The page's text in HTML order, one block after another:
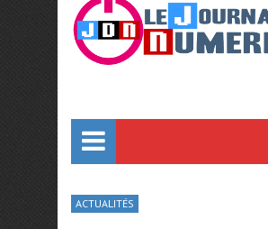
ACTUALITÉS